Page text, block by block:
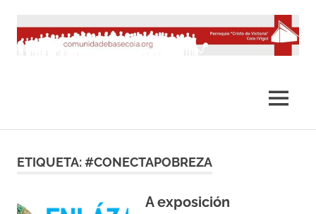
contenido
MENÚ
ETIQUETA:#CONECTAPOBREZA
A exposición